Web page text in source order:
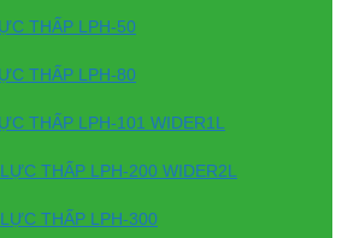
THẤP LPH-50
THẤP LPH-80
THẤP LPH-101 WIDER1L
THẤP LPH-200 WIDER2L
THẤP LPH-300